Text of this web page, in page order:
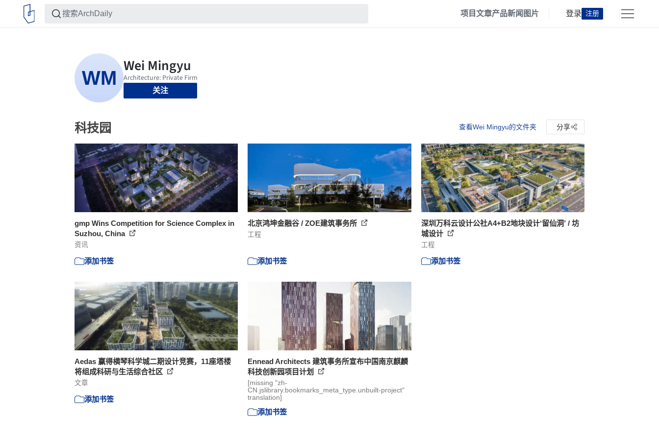
项目文章产品新闻 图片 登录 注册
关注
科技园 查看Wei Mingyu的文件夹 分享
gmp Wins Competition for Science Complex in
Suzhou, China
资讯
添加书签
北京鸿坤金融谷 / ZOE建筑事务所
工程
添加书签
深圳万科云设计公社A4+B2地块设计‘留仙洞’ / 坊
城设计
工程
添加书签
Aedas 赢得横琴科学城二期设计竞赛，11座塔楼
将组成科研与生活综合社区
文章
添加书签
Ennead Architects 建筑事务所宣布中国南京麒麟
科技创新园项目计划
[missing "zh-
CN.jslibrary.bookmarks_meta_type.unbuilt-project"
translation]
添加书签